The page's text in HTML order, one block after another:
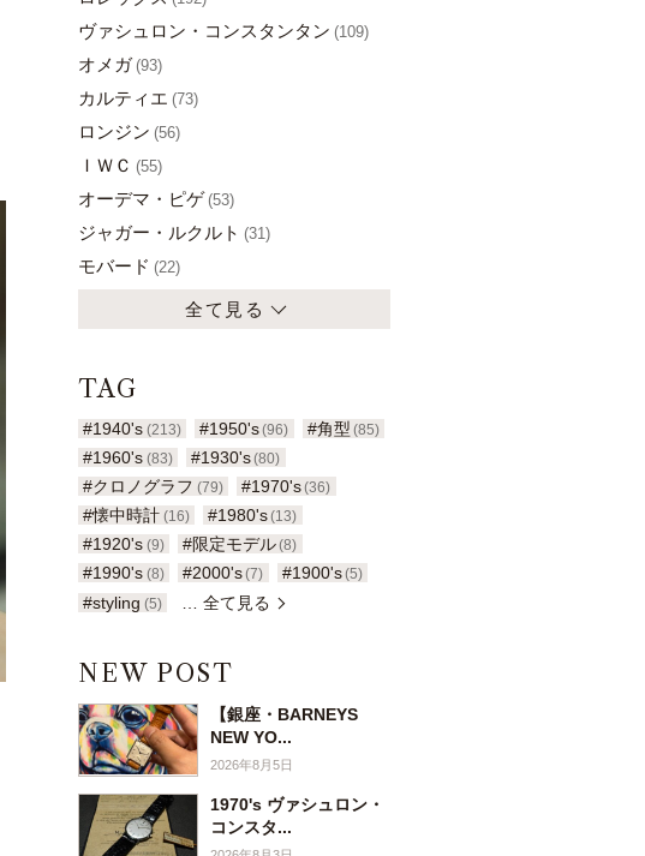
ヴァシュロン・コンスタンタン (109)
オメガ (93)
カルティエ (73)
ロンジン (56)
ＩＷＣ (55)
オーデマ・ピゲ (53)
ジャガー・ルクルト (31)
モバード (22)
全て見る
TAG
#1940's (213) #1950's(96) #角型 (85)
#1960's (83) #1930's(80)
#クロノグラフ (79) #1970's(36)
#懐中時計 (16) #1980's(13)
#1920's (9) #限定モデル(8)
#1990's (8) #2000's(7) #1900's(5)
#styling (5) … 全て見る
NEW POST
【銀座・BARNEYS
NEW YO...
2026年8月5日
1970's ヴァシュロン・
コンスタ...